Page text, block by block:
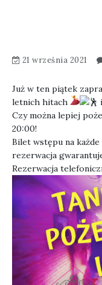
21 września 2021
Już w ten piątek
letnich hitach
Czy można lepiej
20:00!
Bilet wstępu na każde
rezerwacja
Rezerwacja